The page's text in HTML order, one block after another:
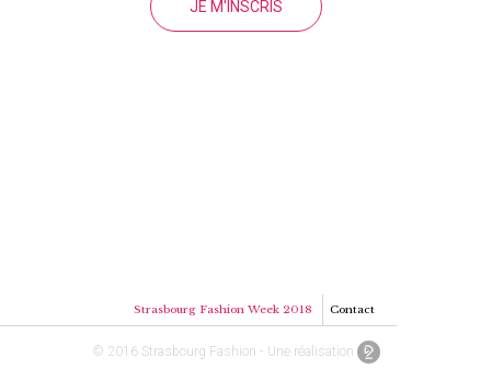
Strasbourg Fashion Week 2018 Contact
© 2016 Strasbourg Fashion - Une réalisation